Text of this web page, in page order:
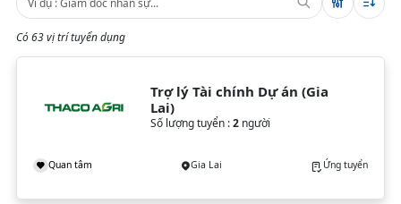
Có 63 vị trí tuyển dụng
Trợ lý Tài chính Dự án (Gia
Lai)
Số lượng tuyển :2người
Quan tâm Gia Lai Ứng tuyển